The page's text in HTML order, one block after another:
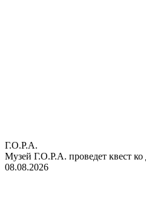
Г.О.Р.А.
Музей Г.О.Р.А. проведет квест
08.08.2026